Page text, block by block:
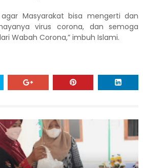
Masyarakat bisa mengerti dan
virus corona, dan semoga
Wabah Corona,” imbuh Islami.